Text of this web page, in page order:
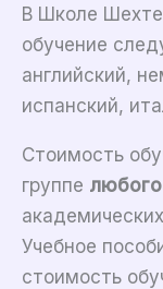
В Школе
обучение
английский,
испанский,
Стоимость
группе
Учебное
стоимость